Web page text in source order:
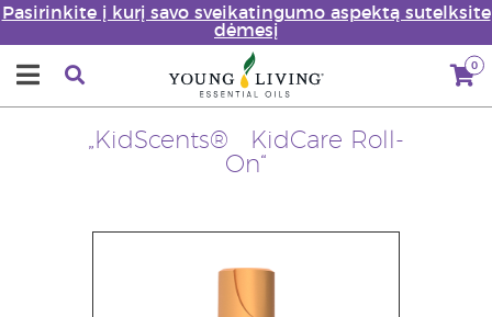
Pasirinkite į kurį savo sveikatingumo aspektą sutelksite
dėmesį
0
„KidScents® KidCare Roll-
On“